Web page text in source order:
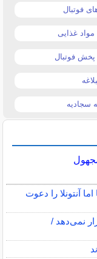
فوتبال
مواد غذایی
فوتبال
سجادیه
آنتونلا را دعوت
نمی‌دهد /